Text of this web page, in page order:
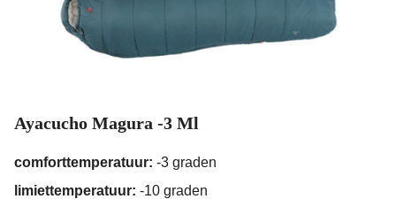
Ayacucho Magura -3 Ml
comforttemperatuur: -3 graden
limiettemperatuur: -10 graden